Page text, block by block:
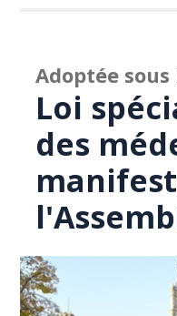
Adoptée
Loi
des